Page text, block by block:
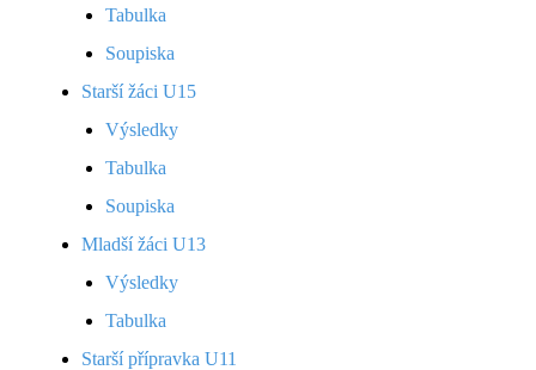
Tabulka
Soupiska
Starší žáci U15
Výsledky
Tabulka
Soupiska
Mladší žáci U13
Výsledky
Tabulka
Starší přípravka U11